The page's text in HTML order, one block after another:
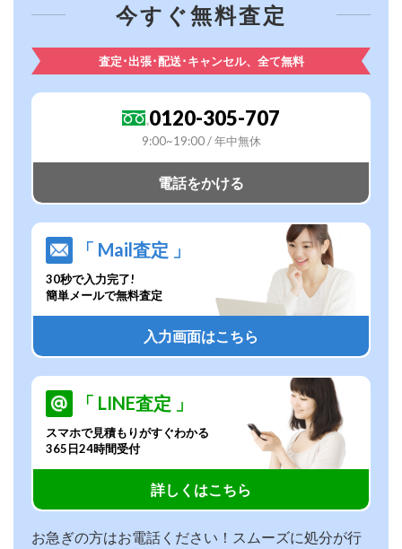
今すぐ無料査定
査定･出張･配送･キャンセル、全て無料
0120-305-707
9:00~19:00 / 年中無休
電話をかける
「 Mail査定 」
30秒で入力完了!
簡単メールで無料査定
入力画面はこちら
「 LINE査定 」
スマホで見積もりがすぐわかる
365日24時間受付
詳しくはこちら
お急ぎの方はお電話ください！スムーズに処分が行